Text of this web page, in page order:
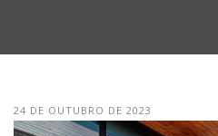
24 DE OUTUBRO DE 2023